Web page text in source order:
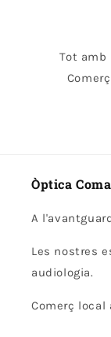
Tot amb
Òptica
A
Les nostres
audiologia.
Comerç local